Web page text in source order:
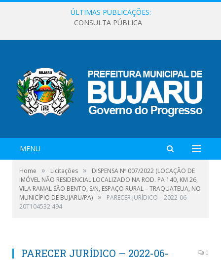
ÚLTIMAS PUBLICAÇÕES:
CONSULTA PÚBLICA
MENU
Home » Licitações »
DISPENSA Nº 007/2022 (LOCAÇÃO DE
IMÓVEL NÃO RESIDENCIAL LOCALIZADO NA ROD. PA 140, KM 26,
VILA RAMAL SÃO BENTO, S/N, ESPAÇO RURAL – TRAQUATEUA, NO
MUNICÍPIO DE BUJARU/PA) »
PARECER JURÍDICO – 2022-06-
20T104532.494
PARECER JURÍDICO – 2022-06-
0